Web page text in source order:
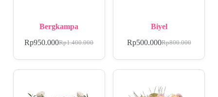
Bergkampa
Rp1.400.000
Rp950.000
Biyel
Rp800.000
Rp500.000